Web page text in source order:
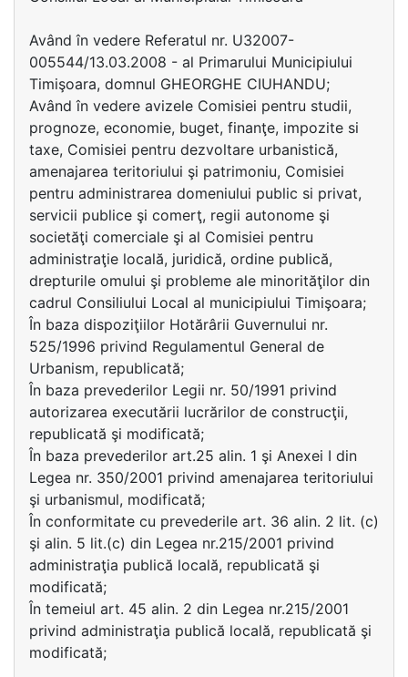
Având în vedere Referatul nr. U32007-
005544/13.03.2008 - al Primarului Municipiului
Timişoara, domnul GHEORGHE CIUHANDU;
Având în vedere avizele Comisiei pentru studii,
prognoze, economie, buget, finanţe, impozite si
taxe, Comisiei pentru dezvoltare urbanistică,
amenajarea teritoriului şi patrimoniu, Comisiei
pentru administrarea domeniului public si privat,
servicii publice şi comerţ, regii autonome şi
societăţi comerciale şi al Comisiei pentru
administraţie locală, juridică, ordine publică,
drepturile omului şi probleme ale minorităţilor din
cadrul Consiliului Local al municipiului Timişoara;
În baza dispoziţiilor Hotărârii Guvernului nr.
525/1996 privind Regulamentul General de
Urbanism, republicată;
În baza prevederilor Legii nr. 50/1991 privind
autorizarea executării lucrărilor de construcţii,
republicată şi modificată;
În baza prevederilor art.25 alin. 1 şi Anexei I din
Legea nr. 350/2001 privind amenajarea teritoriului
şi urbanismul, modificată;
În conformitate cu prevederile art. 36 alin. 2 lit. (c)
şi alin. 5 lit.(c) din Legea nr.215/2001 privind
administraţia publică locală, republicată şi
modificată;
În temeiul art. 45 alin. 2 din Legea nr.215/2001
privind administraţia publică locală, republicată şi
modificată;